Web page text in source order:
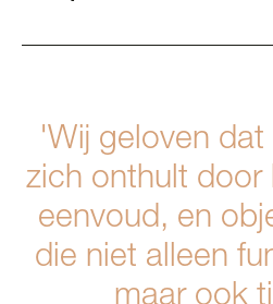
'Wij geloven
zich onthult door
eenvoud, en
die niet alleen